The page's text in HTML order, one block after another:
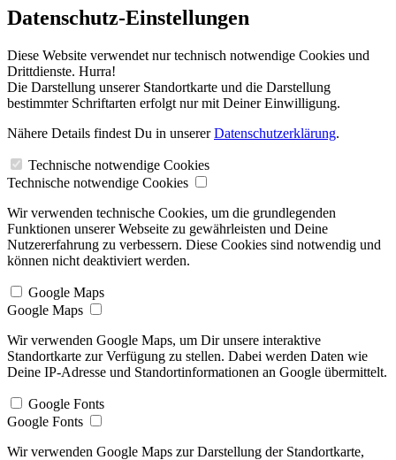
Datenschutz-Einstellungen
Diese Website verwendet nur technisch notwendige Cookies und
Drittdienste. Hurra!
Die Darstellung unserer Standortkarte und die Darstellung
bestimmter Schriftarten erfolgt nur mit Deiner Einwilligung.
Nähere Details findest Du in unsererDatenschutzerklärung.
Technische notwendige Cookies
Technische notwendige Cookies
Wir verwenden technische Cookies, um die grundlegenden
Funktionen unserer Webseite zu gewährleisten und Deine
Nutzererfahrung zu verbessern. Diese Cookies sind notwendig und
können nicht deaktiviert werden.
Google Maps
Google Maps
Wir verwenden Google Maps, um Dir unsere interaktive
Standortkarte zur Verfügung zu stellen. Dabei werden Daten wie
Deine IP-Adresse und Standortinformationen an Google übermittelt.
Google Fonts
Google Fonts
Wir verwenden Google Maps zur Darstellung der Standortkarte,